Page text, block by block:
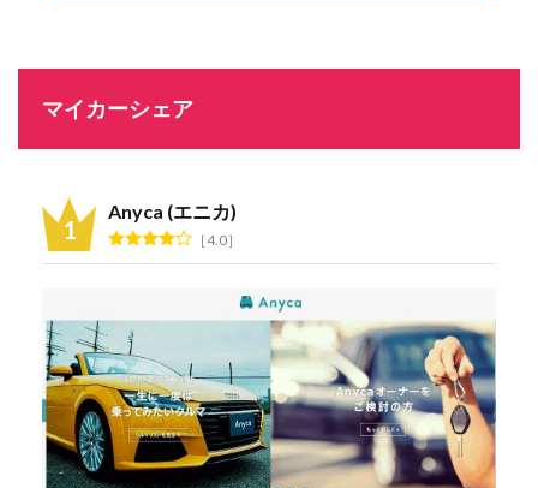
マイカーシェア
Anyca (エニカ)
4.0